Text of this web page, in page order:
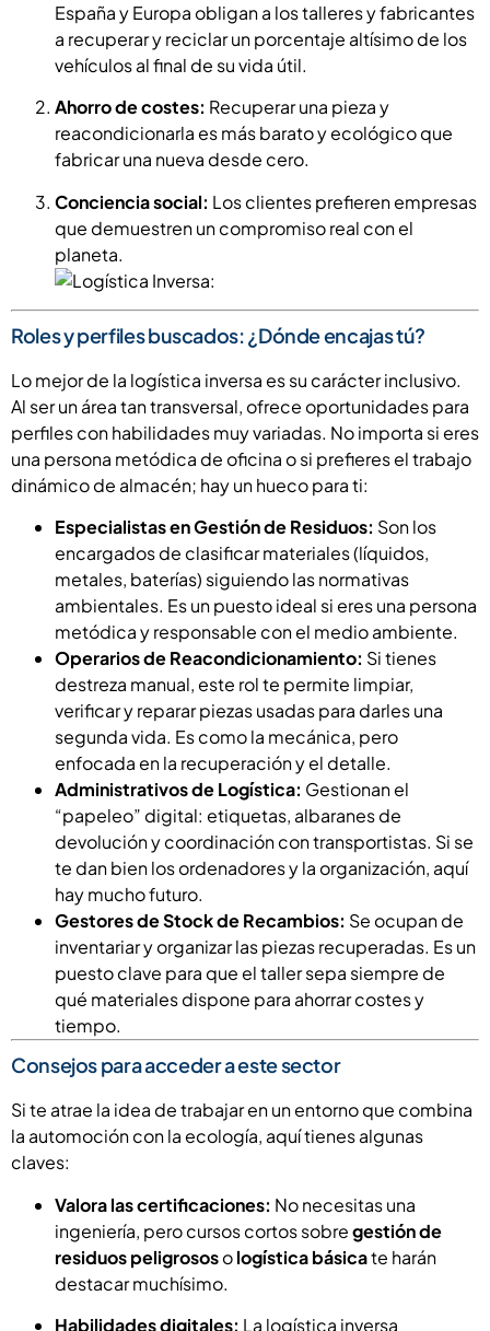
España y Europa obligan a los talleres y fabricantes
a recuperar y reciclar un porcentaje altísimo de los
vehículos al final de su vida útil.
Ahorro de costes: Recuperar una pieza y
reacondicionarla es más barato y ecológico que
fabricar una nueva desde cero.
Conciencia social: Los clientes prefieren empresas
que demuestren un compromiso real con el
planeta.
Roles y perfiles buscados: ¿Dónde encajas tú?
Lo mejor de la logística inversa es su carácter inclusivo.
Al ser un área tan transversal, ofrece oportunidades para
perfiles con habilidades muy variadas. No importa si eres
una persona metódica de oficina o si prefieres el trabajo
dinámico de almacén; hay un hueco para ti:
Especialistas en Gestión de Residuos: Son los
encargados de clasificar materiales (líquidos,
metales, baterías) siguiendo las normativas
ambientales. Es un puesto ideal si eres una persona
metódica y responsable con el medio ambiente.
Operarios de Reacondicionamiento: Si tienes
destreza manual, este rol te permite limpiar,
verificar y reparar piezas usadas para darles una
segunda vida. Es como la mecánica, pero
enfocada en la recuperación y el detalle.
Administrativos de Logística: Gestionan el
“papeleo” digital: etiquetas, albaranes de
devolución y coordinación con transportistas. Si se
te dan bien los ordenadores y la organización, aquí
hay mucho futuro.
Gestores de Stock de Recambios: Se ocupan de
inventariar y organizar las piezas recuperadas. Es un
puesto clave para que el taller sepa siempre de
qué materiales dispone para ahorrar costes y
tiempo.
Consejos para acceder a este sector
Si te atrae la idea de trabajar en un entorno que combina
la automoción con la ecología, aquí tienes algunas
claves:
Valora las certificaciones: No necesitas una
ingeniería, pero cursos cortos sobregestión de
residuos peligrososologística básicate harán
destacar muchísimo.
Habilidades digitales: La logística inversa